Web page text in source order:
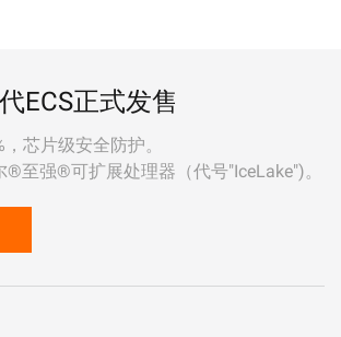
ECS正式发售
芯片级安全防护。
至强®可扩展处理器（代号"IceLake")。